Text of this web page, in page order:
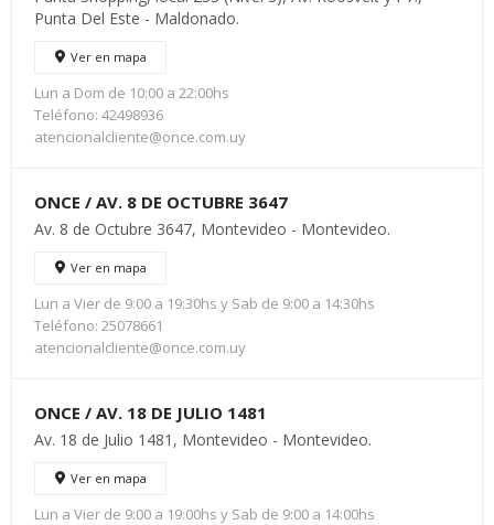
Punta Del Este - Maldonado.
Ver en mapa
Lun a Dom de 10:00 a 22:00hs
Teléfono: 42498936
atencionalcliente@once.com.uy
ONCE / AV. 8 DE OCTUBRE 3647
Av. 8 de Octubre 3647, Montevideo - Montevideo.
Ver en mapa
Lun a Vier de 9:00 a 19:30hs y Sab de 9:00 a 14:30hs
Teléfono: 25078661
atencionalcliente@once.com.uy
ONCE / AV. 18 DE JULIO 1481
Av. 18 de Julio 1481, Montevideo - Montevideo.
Ver en mapa
Lun a Vier de 9:00 a 19:00hs y Sab de 9:00 a 14:00hs